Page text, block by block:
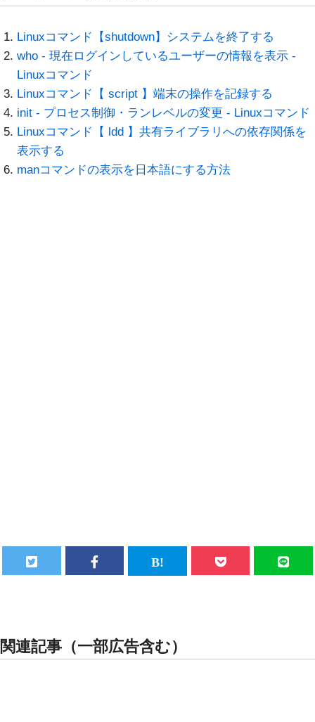
Linuxコマンド【shutdown】システムを終了する
who - 現在ログインしているユーザーの情報を表示 -
Linuxコマンド
Linuxコマンド【 script 】端末の操作を記録する
init - プロセス制御・ランレベルの変更 - Linuxコマンド
Linuxコマンド【 ldd 】共有ライブラリへの依存関係を
表示する
manコマンドの表示を日本語にする方法
関連記事（一部広告含む）